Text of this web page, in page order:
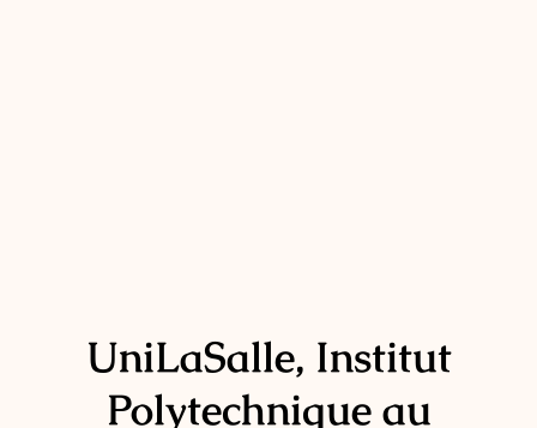
UniLaSalle, Institut
Polytechnique au